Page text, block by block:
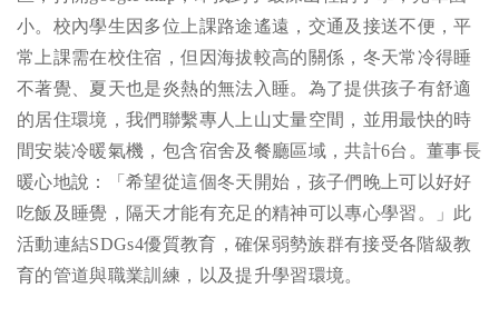
小。校內學生因多位上課路途遙遠，交通及接送不便，平
常上課需在校住宿，但因海拔較高的關係，冬天常冷得睡
不著覺、夏天也是炎熱的無法入睡。為了提供孩子有舒適
的居住環境，我們聯繫專人上山丈量空間，並用最快的時
間安裝冷暖氣機，包含宿舍及餐廳區域，共計6台。董事長
暖心地說：「希望從這個冬天開始，孩子們晚上可以好好
吃飯及睡覺，隔天才能有充足的精神可以專心學習。」此
活動連結SDGs4優質教育，確保弱勢族群有接受各階級教
育的管道與職業訓練，以及提升學習環境。